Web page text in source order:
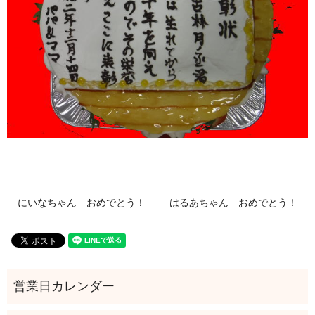
にいなちゃん おめでとう！ はるあちゃん おめでとう！